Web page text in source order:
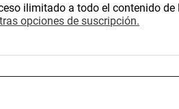
ilimitado a todo el contenido de
opciones de suscripción.